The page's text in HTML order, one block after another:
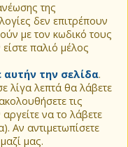
της
δεν επιτρέπουν
με τον κωδικό τους
παλιό μέλος
την σελίδα.
λίγα λεπτά θα λάβετε
τις
να το λάβετε
Αν αντιμετωπίσετε
μαζί μας.